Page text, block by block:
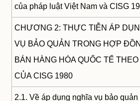
của pháp luật Việt Nam và CISG
CHƯƠNG 2: THỰC TIỄN ÁP
VỤ BẢO QUẢN TRONG HỢP
BÁN HÀNG HÓA QUỐC TẾ
CỦA CISG 1980
2.1. Về áp dụng nghĩa vụ bảo quản